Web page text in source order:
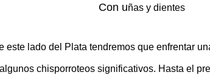
Con uñas y dientes
este lado del Plata tendremos que enfrentar
chisporroteos significativos. Hasta el